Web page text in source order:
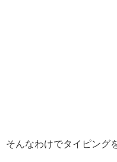
そんなわけでタイピング